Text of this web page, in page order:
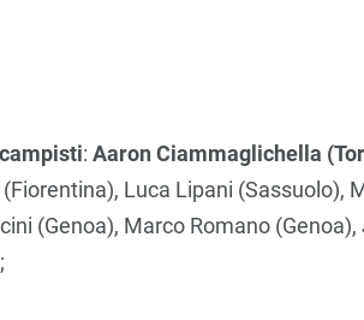
: Aaron Ciammaglichella
Luca Lipani (Sassuolo),
(Genoa), Marco Romano